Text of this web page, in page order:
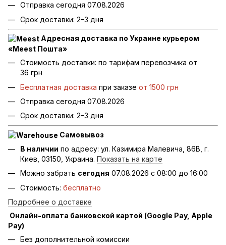
Отправка сегодня 07.08.2026
Срок доставки: 2–3 дня
Адресная доставка по Украине курьером
«Meest Пошта»
Стоимость доставки: по тарифам перевозчика от
36 грн
Бесплатная доставка при заказе от 1500 грн
Отправка сегодня 07.08.2026
Срок доставки: 2–3 дня
Самовывоз
В наличии по адресу: ул. Казимира Малевича, 86В, г.
Киев, 03150, Украина. Показать на карте
Можно забрать сегодня 07.08.2026 с 08:00 до 16:00
Стоимость: бесплатно
Подробнее о доставке
Онлайн-оплата банковской картой (Google Pay, Apple
Pay)
Без дополнительной комиссии